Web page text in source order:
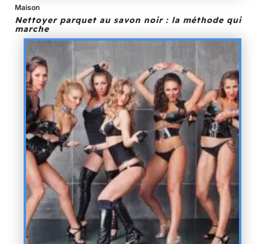
Maison
Nettoyer parquet au savon noir : la méthode qui
marche